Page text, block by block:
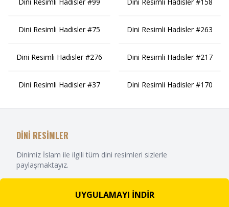
UYGULAMAYI İNDİR
Dini Resimli Hadisler #75
Dini Resimli Hadisler #276
Dini Resimli Hadisler #37
Dini Resimli Hadisler #263
Dini Resimli Hadisler #217
Dini Resimli Hadisler #170
DİNİ RESİMLER
Dinimiz İslam ile ilgili tüm dini resimleri sizlerle
paylaşmaktayız.